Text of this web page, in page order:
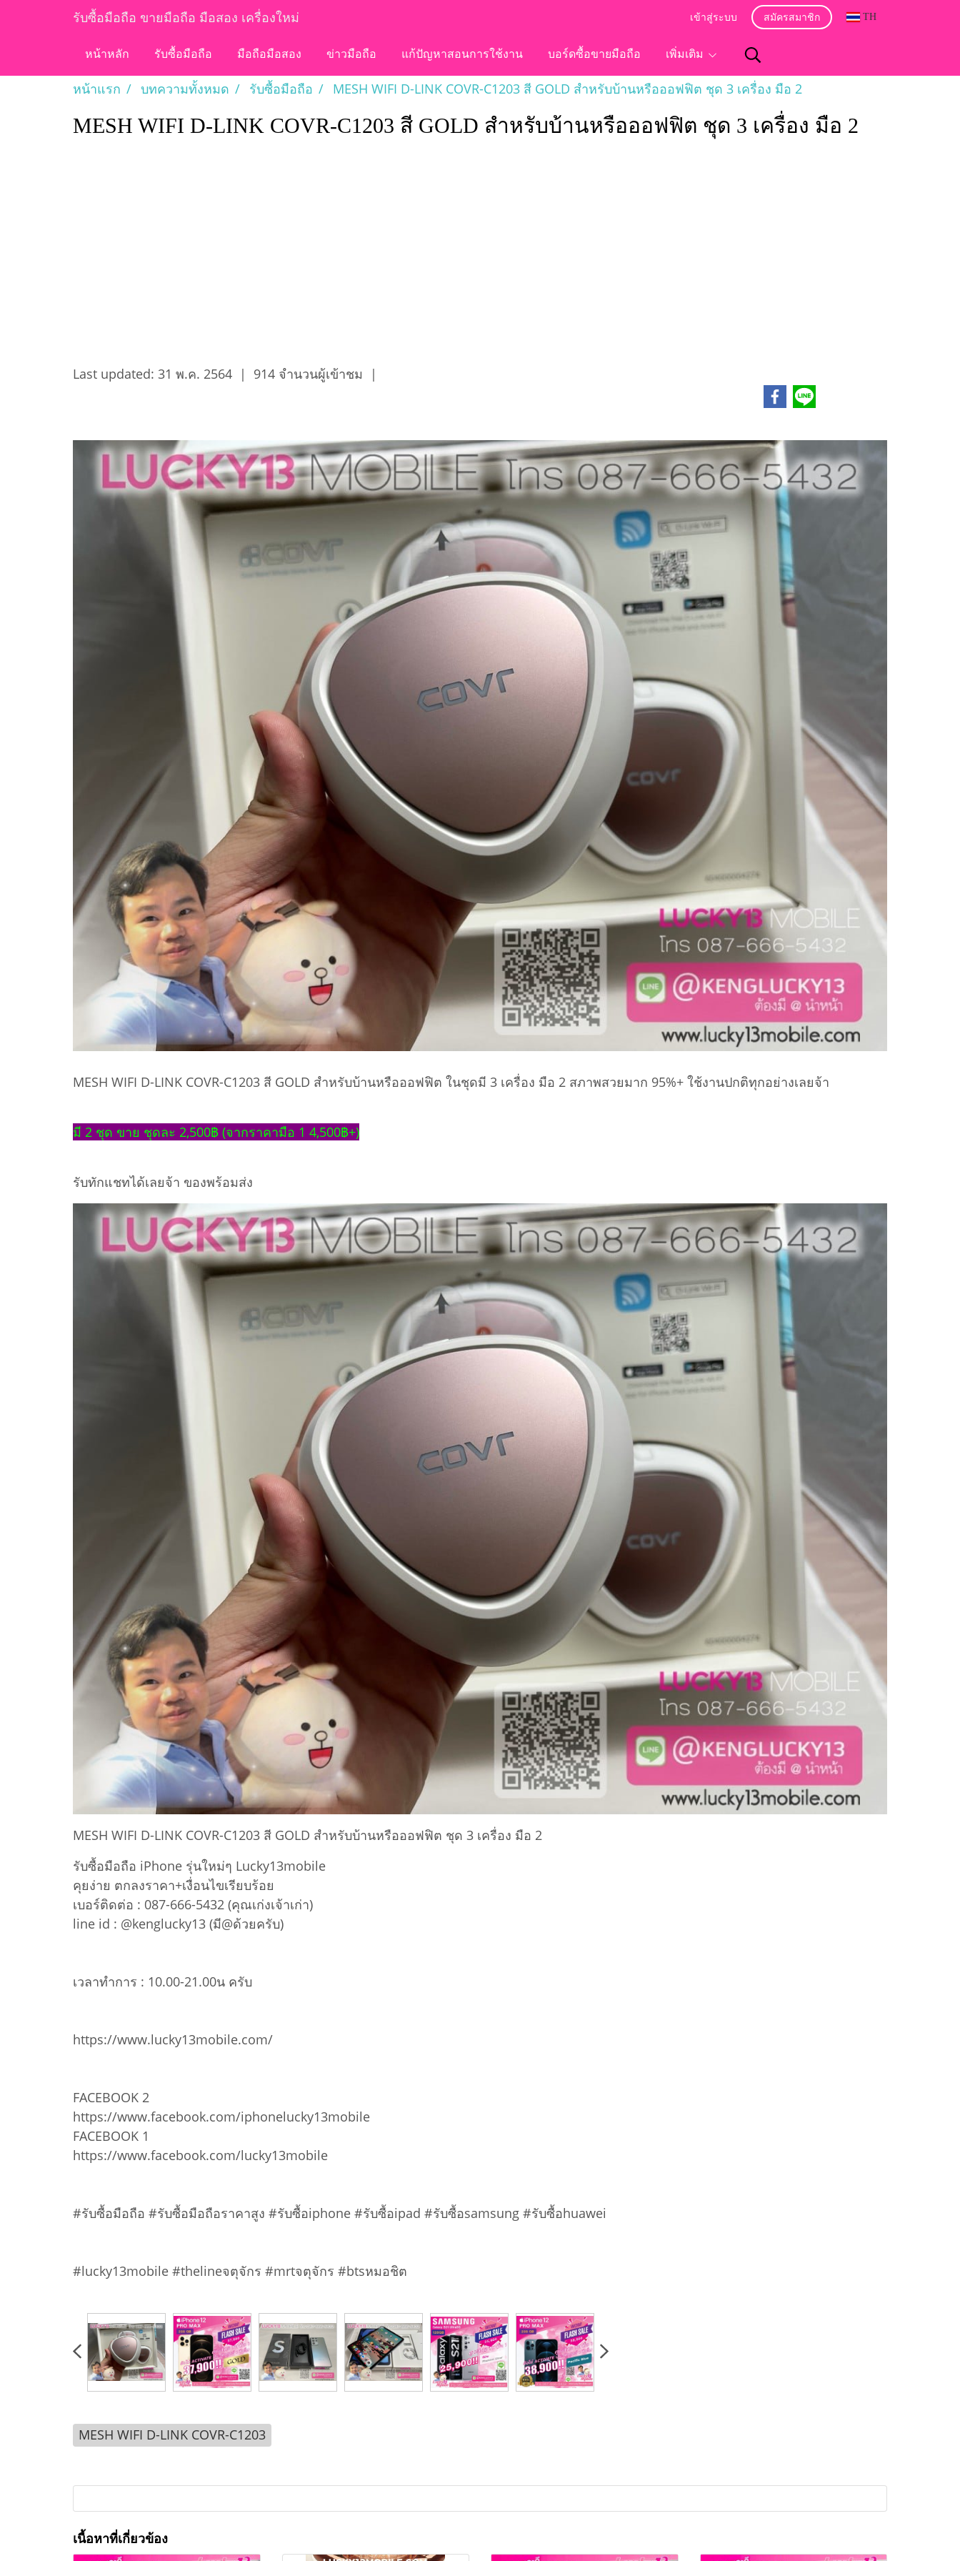
รับซื้อมือถือ ขายมือถือ มือสอง เครื่องใหม่ เข้าสู่ระบบ สมัครสมาชิก TH
หน้าหลัก รับซื้อมือถือ มือถือมือสอง ข่าวมือถือ แก้ปัญหาสอนการใช้งาน บอร์ดซื้อขายมือถือ เพิ่มเติม
หน้าแรก บทความทั้งหมด รับซื้อมือถือ MESH WIFI D-LINK COVR-C1203 สี GOLD สำหรับบ้านหรือออฟฟิต ชุด 3 เครื่อง มือ 2
MESH WIFI D-LINK COVR-C1203 สี GOLD สำหรับบ้านหรือออฟฟิต ชุด 3 เครื่อง มือ 2
Last updated: 31 พ.ค. 2564 | 914 จำนวนผู้เข้าชม |
MESH WIFI D-LINK COVR-C1203 สี GOLD สำหรับบ้านหรือออฟฟิต ในชุดมี 3 เครื่อง มือ 2 สภาพสวยมาก 95%+ ใช้งานปกติทุกอย่างเลยจ้า
มี 2 ชุด ขาย ชุดละ 2,500฿ (จากราคามือ 1 4,500฿+)
รับทักแชทได้เลยจ้า ของพร้อมส่ง
MESH WIFI D-LINK COVR-C1203 สี GOLD สำหรับบ้านหรือออฟฟิต ชุด 3 เครื่อง มือ 2
รับซื้อมือถือ iPhone รุ่นใหม่ๆ Lucky13mobile
คุยง่าย ตกลงราคา+เงื่อนไขเรียบร้อย
เบอร์ติดต่อ : 087-666-5432 (คุณเก่งเจ้าเก่า)
line id : @kenglucky13 (มี@ด้วยครับ)
เวลาทำการ : 10.00-21.00น ครับ
https://www.lucky13mobile.com/
FACEBOOK 2
https://www.facebook.com/iphonelucky13mobile
FACEBOOK 1
https://www.facebook.com/lucky13mobile
#รับซื้อมือถือ #รับซื้อมือถือราคาสูง #รับซื้อiphone #รับซื้อipad #รับซื้อsamsung #รับซื้อhuawei
#lucky13mobile #thelineจตุจักร #mrtจตุจักร #btsหมอชิต
MESH WIFI D-LINK COVR-C1203
เนื้อหาที่เกี่ยวข้อง